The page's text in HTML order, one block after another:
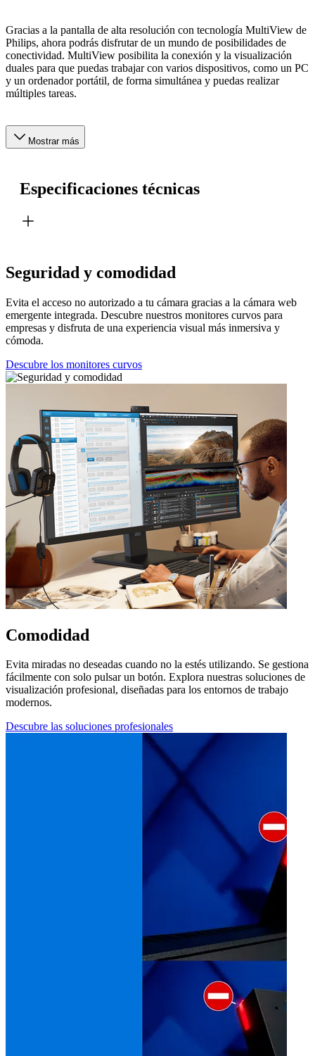
Gracias a la pantalla de alta resolución con tecnología MultiView de
Philips, ahora podrás disfrutar de un mundo de posibilidades de
conectividad. MultiView posibilita la conexión y la visualización
duales para que puedas trabajar con varios dispositivos, como un PC
y un ordenador portátil, de forma simultánea y puedas realizar
múltiples tareas.
Mostrar más
Especificaciones técnicas
Seguridad y comodidad
Evita el acceso no autorizado a tu cámara gracias a la cámara web
emergente integrada. Descubre nuestros monitores curvos para
empresas y disfruta de una experiencia visual más inmersiva y
cómoda.
Descubre los monitores curvos
Comodidad
Evita miradas no deseadas cuando no la estés utilizando. Se gestiona
fácilmente con solo pulsar un botón. Explora nuestras soluciones de
visualización profesional, diseñadas para los entornos de trabajo
modernos.
Descubre las soluciones profesionales